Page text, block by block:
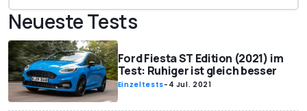
Neueste Tests
Ford Fiesta ST Edition (2021) im
Test: Ruhiger ist gleich besser
Einzeltests- 4 Jul. 2021